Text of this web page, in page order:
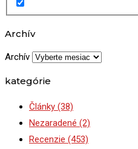
Archív
Archív
kategórie
Články (38)
Nezaradené (2)
Recenzie (453)